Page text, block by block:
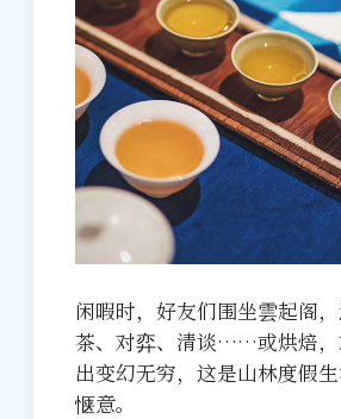
闲暇时，好友们围坐雲起阁
茶、对弈、清谈……或烘焙，
出变幻无穷，这是山林度假
惬意。